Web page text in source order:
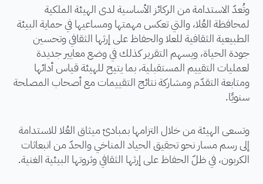
وتُعدّ الاستدامة من الركائز الأساسية لدى الهيئة الملكية
لمحافظة العُلا، والتي تعكس مهمتها ومساعيها في حماية البيئة
الطبيعية الثقافية للعلا والحفاظ على إرثها الثقافي وتحسين
جودة الحياة، ويسهم التقرير كذلك في وضع معايير جديدة
لعمليات التقييم المستقبلية، بما يتيح للهيئة قياس أدائها
ومتابعة التقدّم ومشاركة نتائج التقييمات مع أصحاب المصلحة
سنويًا.
وتسعى الهيئة من خلال التزامها بمبادئ ميثاق العُلا للاستدامة
إلى رسم مسار نحو تحقيق الحياد المناخي والحدّ من انبعاثات
الكربون، في ظلّ الحفاظ على إرثها الثقافي وثروتها البيئية الغنية.